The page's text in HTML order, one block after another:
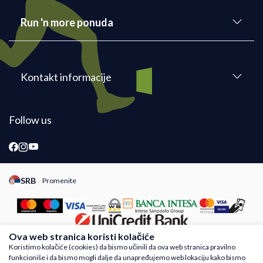
Run 'n more ponuda
Kontakt informacije
Follow us
SRB Promenite
Promeni instancu sajta, posetite sajtove za druge zemlje
Ova web stranica koristi kolačiće
Koristimo kolačiće (cookies) da bismo učinili da ova web stranica pravilno
funkcioniše i da bismo mogli dalje da unapređujemo web lokaciju kako bismo